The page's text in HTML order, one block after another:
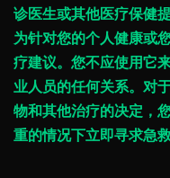
诊医生或其他医疗保健
为针对您的个人健康或
疗建议。您不应使用它
业人员的任何关系。对
物和其他治疗的决定，
重的情况下立即寻求急